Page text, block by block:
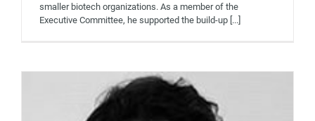
smaller biotech organizations. As a member of the
Executive Committee, he supported the build-up [...]